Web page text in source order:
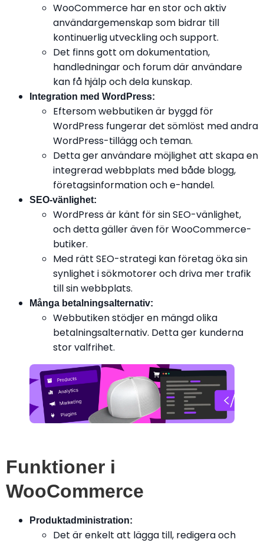
WooCommerce har en stor och aktiv
användargemenskap som bidrar till
kontinuerlig utveckling och support.
Det finns gott om dokumentation,
handledningar och forum där användare
kan få hjälp och dela kunskap.
Integration med WordPress:
Eftersom webbutiken är byggd för
WordPress fungerar det sömlöst med andra
WordPress-tillägg och teman.
Detta ger användare möjlighet att skapa en
integrerad webbplats med både blogg,
företagsinformation och e-handel.
SEO-vänlighet:
WordPress är känt för sin SEO-vänlighet,
och detta gäller även för WooCommerce-
butiker.
Med rätt SEO-strategi kan företag öka sin
synlighet i sökmotorer och driva mer trafik
till sin webbplats.
Många betalningsalternativ:
Webbutiken stödjer en mängd olika
betalningsalternativ. Detta ger kunderna
stor valfrihet.
Funktioner i
WooCommerce
Produktadministration:
Det är enkelt att lägga till, redigera och